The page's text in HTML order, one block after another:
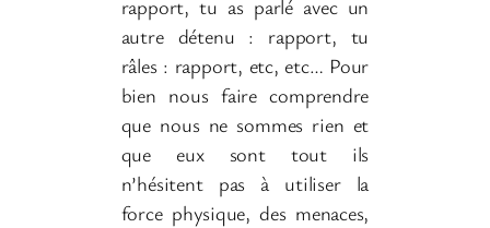
rapport, tu as parlé avec un
autre détenu : rapport, tu
râles : rapport, etc, etc… Pour
bien nous faire comprendre
que nous ne sommes rien et
que eux sont tout ils
n’hésitent pas à utiliser la
force physique, des menaces,